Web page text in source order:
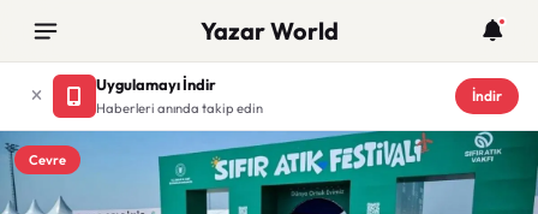
Yazar World
Uygulamayı İndir
Haberleri anında takip edin
İndir
Cevre